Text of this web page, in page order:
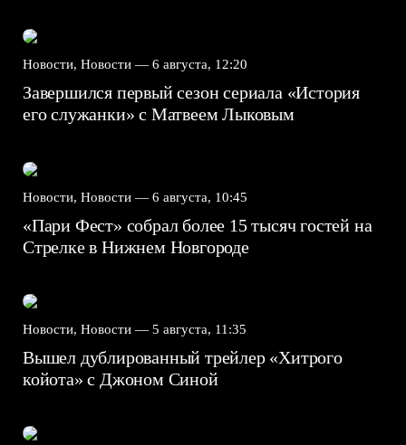
Новости, Новости — 6 августа, 12:20
Завершился первый сезон сериала «История
его служанки» с Матвеем Лыковым
Новости, Новости — 6 августа, 10:45
«Пари Фест» собрал более 15 тысяч гостей на
Стрелке в Нижнем Новгороде
Новости, Новости — 5 августа, 11:35
Вышел дублированный трейлер «Хитрого
койота» с Джоном Синой